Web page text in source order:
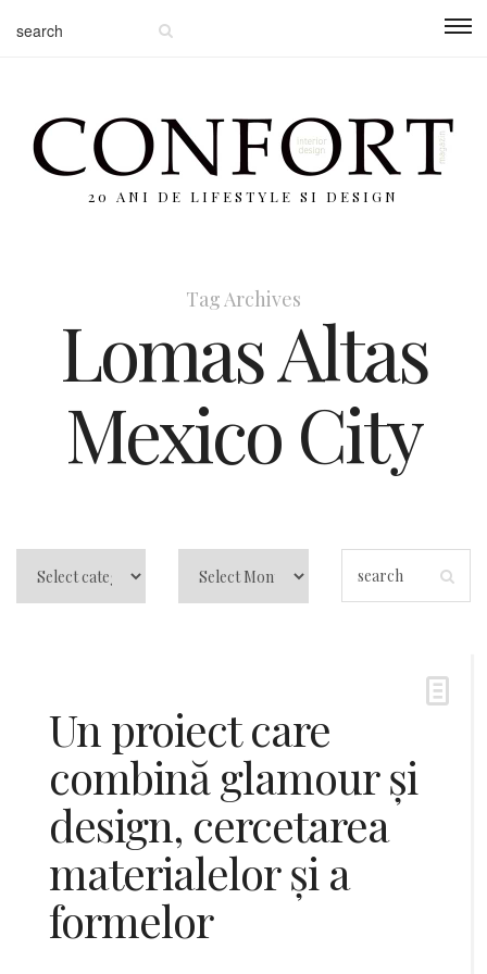
20 ANI DE LIFESTYLE SI DESIGN
Tag Archives
Lomas Altas
Mexico City
Un proiect care
combină glamour și
design, cercetarea
materialelor și a
formelor